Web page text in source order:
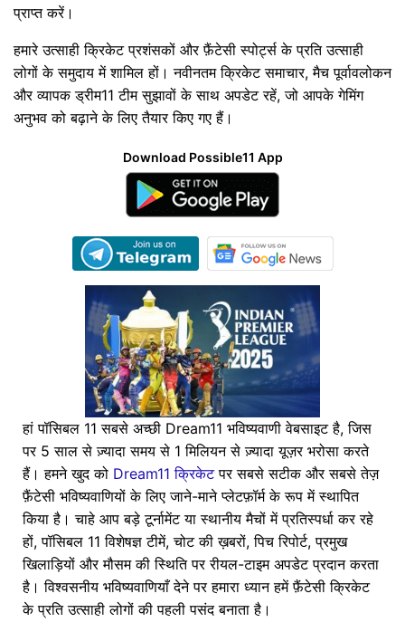
प्राप्त करें।
हमारे उत्साही क्रिकेट प्रशंसकों और फ़ैंटेसी स्पोर्ट्स के प्रति उत्साही
लोगों के समुदाय में शामिल हों। नवीनतम क्रिकेट समाचार, मैच पूर्वावलोकन
और व्यापक ड्रीम11 टीम सुझावों के साथ अपडेट रहें, जो आपके गेमिंग
अनुभव को बढ़ाने के लिए तैयार किए गए हैं।
Download Possible11 App
हां पॉसिबल 11 सबसे अच्छी Dream11 भविष्यवाणी वेबसाइट है, जिस
पर 5 साल से ज़्यादा समय से 1 मिलियन से ज़्यादा यूज़र भरोसा करते
हैं। हमने खुद को Dream11 क्रिकेटपर सबसे सटीक और सबसे तेज़
फ़ैंटेसी भविष्यवाणियों के लिए जाने-माने प्लेटफ़ॉर्म के रूप में स्थापित
किया है। चाहे आप बड़े टूर्नामेंट या स्थानीय मैचों में प्रतिस्पर्धा कर रहे
हों, पॉसिबल 11 विशेषज्ञ टीमें, चोट की ख़बरों, पिच रिपोर्ट, प्रमुख
खिलाड़ियों और मौसम की स्थिति पर रीयल-टाइम अपडेट प्रदान करता
है। विश्वसनीय भविष्यवाणियाँ देने पर हमारा ध्यान हमें फ़ैंटेसी क्रिकेट
के प्रति उत्साही लोगों की पहली पसंद बनाता है।